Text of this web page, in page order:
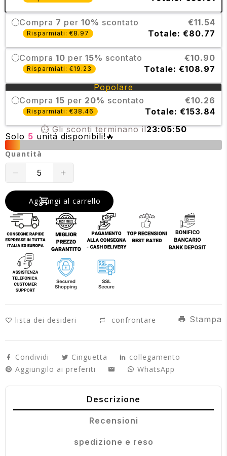
Compra 7 per 10% scontato €11.54
Risparmiati: €8.97 Totale: €80.77
Compra 10 per 15% scontato €10.90
Risparmiati: €19.23
Totale: €108.97
Popolare
Compra 15 per 20% scontato €10.26
Risparmiati: €38.46
Totale: €153.84
⏱️ Gli sconti terminano il23:05:50
Solo 5 unitá disponibili!🔥
Quantità
Translation
missing:
it.products.product.decrease
Translation
missing:
it.products.product.increase
Aggiungi al carrello
lista dei desideri confrontare Stampa
Condividi Cinguetta
collegamento
Aggiungilo ai preferiti
WhatsApp
Descrizione
Recensioni
spedizione e reso